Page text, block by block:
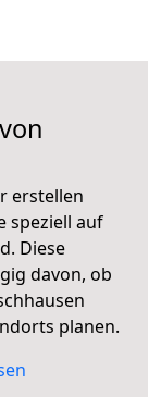
erstellen
speziell auf
Diese
davon, ob
planen.